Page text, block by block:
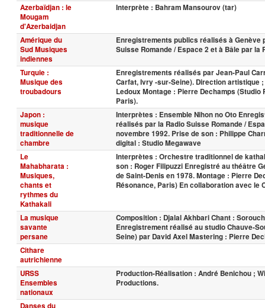
Azerbaïdjan : le
Mougam
d'Azerbaidjan
Interprète : Bahram Mansourov (tar)
Amérique du
Sud Musiques
indiennes
Enregistrements publics réalisés à Genève
Suisse Romande / Espace 2 et à Bâle par la
Turquie :
Musique des
troubadours
Enregistrements réalisés par Jean-Paul
Carfat, Ivry -sur-Seine). Direction artistique
Ledoux Montage : Pierre Dechamps (Studio
Paris).
Japon :
musique
traditionnelle de
chambre
Interprètes : Ensemble Nihon no Oto
réalisés par la Radio Suisse Romande /
novembre 1992. Prise de son : Philippe
digital : Studio Megawave
Le
Mahabharata :
Musiques,
chants et
rythmes du
Kathakali
Interprètes : Orchestre traditionnel de
son : Roger Filipuzzi Enregistré au théâtre
de Saint-Denis en 1978. Montage : Pierre
Résonance, Paris) En collaboration avec le
La musique
savante
persane
Composition : Djalal Akhbari Chant :
Enregistrement réalisé au studio Chauve-
Seine) par David Axel Mastering : Pierre
Cithare
autrichienne
URSS
Ensembles
nationaux
Production-Réalisation : André Benichou ;
Productions.